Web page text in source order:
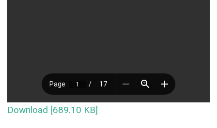
Download [689.10 KB]